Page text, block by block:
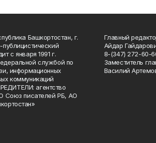
Башкортостан, г.
с января 1991 г.
службой по
информационных
коммуникаций
агентство
Союз писателей РБ, АО
Главный
Айдар
8-(347) 272-60-
Заместитель
Василий